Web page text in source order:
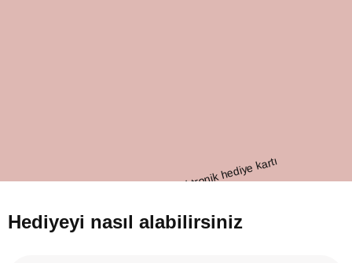
Hediyeyi nasıl alabilirsiniz